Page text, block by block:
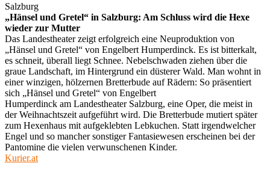
Salzburg
„Hänsel und Gretel“ in Salzburg: Am Schluss wird die Hexe
wieder zur Mutter
Das Landestheater zeigt erfolgreich eine Neuproduktion von
„Hänsel und Gretel“ von Engelbert Humperdinck. Es ist bitterkalt,
es schneit, überall liegt Schnee. Nebelschwaden ziehen über die
graue Landschaft, im Hintergrund ein düsterer Wald. Man wohnt in
einer winzigen, hölzernen Bretterbude auf Rädern: So präsentiert
sich „Hänsel und Gretel“ von Engelbert
Humperdinck am Landestheater Salzburg, eine Oper, die meist in
der Weihnachtszeit aufgeführt wird. Die Bretterbude mutiert später
zum Hexenhaus mit aufgeklebten Lebkuchen. Statt irgendwelcher
Engel und so mancher sonstiger Fantasiewesen erscheinen bei der
Pantomine die vielen verwunschenen Kinder.
Kurier.at